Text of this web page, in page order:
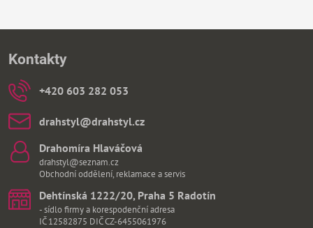
Kontakty
+420 603 282 053
drahstyl​@drahstyl​.cz
Drahomíra Hlaváčová
drahstyl@seznam.cz
Obchodní oddělení, reklamace a servis
Dehtínská 1222/20, Praha 5 Radotín
- sídlo firmy a korespodenční adresa
IČ 12582875 DIČ CZ-6455061976